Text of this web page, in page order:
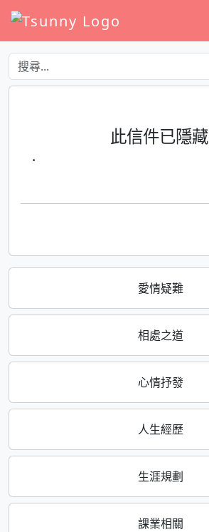
愛情疑難
相處之道
心情抒發
人生經歷
生涯規劃
課業相關
此信件已隱藏
·